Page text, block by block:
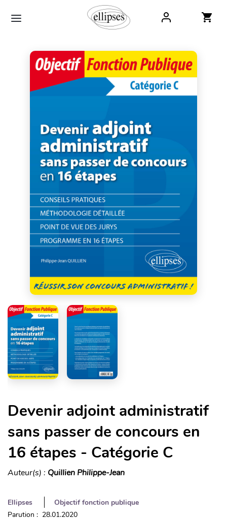
Devenir adjoint administratif
sans passer de concours en
16 étapes - Catégorie C
Auteur(s) : Quillien Philippe-Jean
Ellipses
Objectif fonction publique
Parution : 28.01.2020